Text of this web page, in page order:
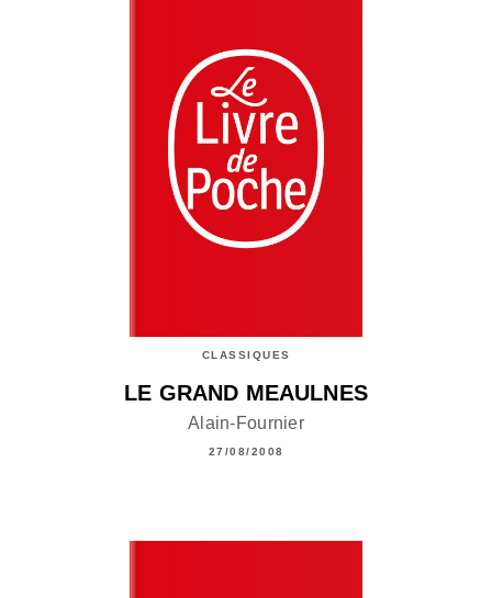
CLASSIQUES
LE GRAND MEAULNES
Alain-Fournier
27/08/2008